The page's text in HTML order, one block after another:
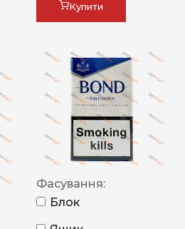
Купити
Фасування:
Блок